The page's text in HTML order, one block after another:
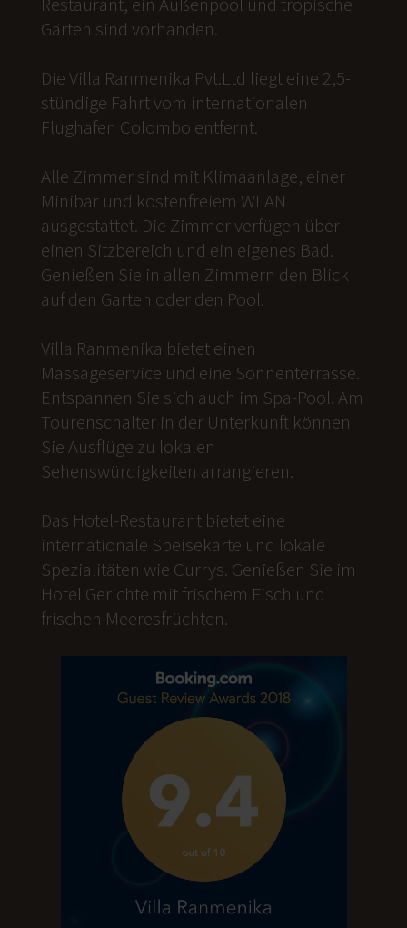
Gärten sind vorhanden.
Die Villa Ranmenika Pvt.Ltd liegt eine 2,5-
stündige Fahrt vom internationalen
Flughafen Colombo entfernt.
Alle Zimmer sind mit Klimaanlage, einer
Minibar und kostenfreiem WLAN
ausgestattet. Die Zimmer verfügen über
einen Sitzbereich und ein eigenes Bad.
Genießen Sie in allen Zimmern den Blick
auf den Garten oder den Pool.
Villa Ranmenika bietet einen
Massageservice und eine Sonnenterrasse.
Entspannen Sie sich auch im Spa-Pool. Am
Tourenschalter in der Unterkunft können
Sie Ausflüge zu lokalen
Sehenswürdigkeiten arrangieren.
Das Hotel-Restaurant bietet eine
internationale Speisekarte und lokale
Spezialitäten wie Currys. Genießen Sie im
Hotel Gerichte mit frischem Fisch und
frischen Meeresfrüchten.